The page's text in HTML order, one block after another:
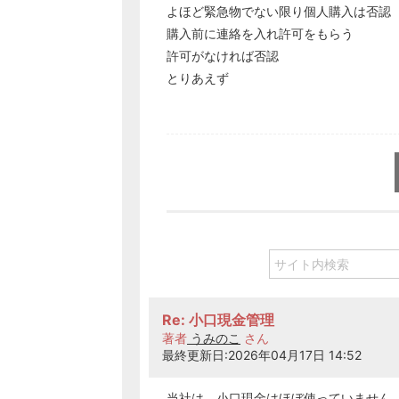
よほど緊急物でない限り個人購入は否認
購入前に連絡を入れ許可をもらう
許可がなければ否認
とりあえず
Re: 小口現金管理
著者 うみのこ さん
最終更新日:2026年04月17日 14:52